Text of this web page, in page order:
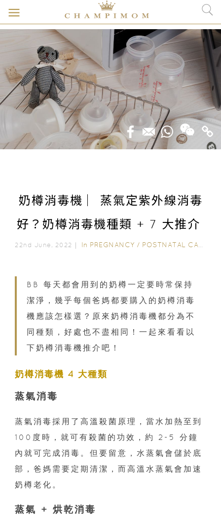
奶樽消毒機 ︳蒸氣定紫外線消毒
好？奶樽消毒機種類 + 7 大推介
22nd June, 2022｜ In PREGNANCY / POSTNATAL CARE
BB 每天都會用到的奶樽一定要時常保持
潔淨，幾乎每個爸媽都要購入的奶樽消毒
機應該怎樣選？原來奶樽消毒機都分為不
同種類，好處也不盡相同！一起來看看以
下奶樽消毒機推介吧！
奶樽消毒機 4 大種類
蒸氣消毒
蒸氣消毒採用了高溫殺菌原理，當水加熱至到
100度時，就可有殺菌的功效，約 2-5 分鐘
內就可完成消毒。但要留意，水蒸氣會儲於底
部，爸媽需要定期清潔，而高溫水蒸氣會加速
奶樽老化。
蒸氣 + 烘乾消毒